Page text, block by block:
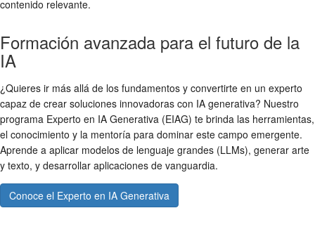
contenido relevante.
Formación avanzada para el futuro de la
IA
¿Quieres ir más allá de los fundamentos y convertirte en un experto
capaz de crear soluciones innovadoras con IA generativa? Nuestro
programa Experto en IA Generativa (EIAG) te brinda las herramientas,
el conocimiento y la mentoría para dominar este campo emergente.
Aprende a aplicar modelos de lenguaje grandes (LLMs), generar arte
y texto, y desarrollar aplicaciones de vanguardia.
Conoce el Experto en IA Generativa